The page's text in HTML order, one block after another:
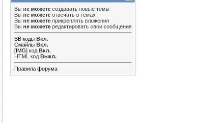
Вы не можете создавать новые темы
Вы не можете отвечать в темах
Вы не можете прикреплять вложения
Вы не можете редактировать свои сообщения
BB коды Вкл.
Смайлы Вкл.
[IMG] код Вкл.
HTML код Выкл.
Правила форума